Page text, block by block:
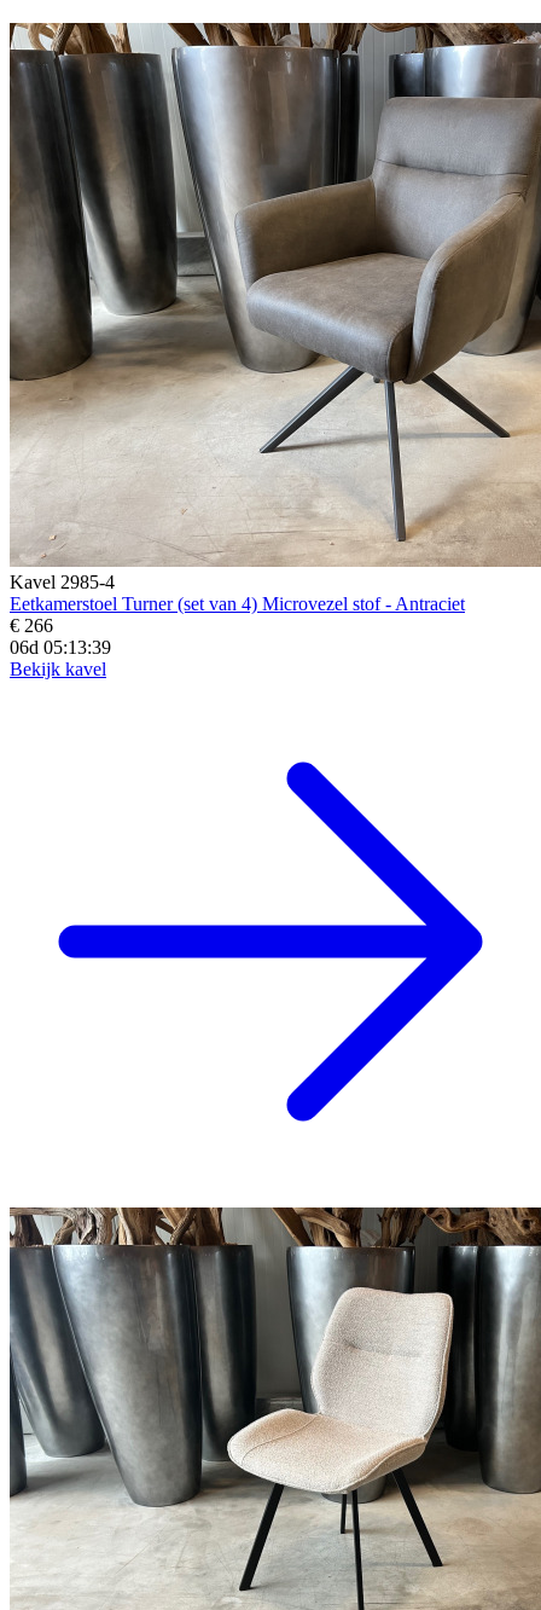
Kavel 2985-4
Eetkamerstoel Turner (set van 4) Microvezel stof - Antraciet
€ 266
06d 05:13:37
Bekijk kavel